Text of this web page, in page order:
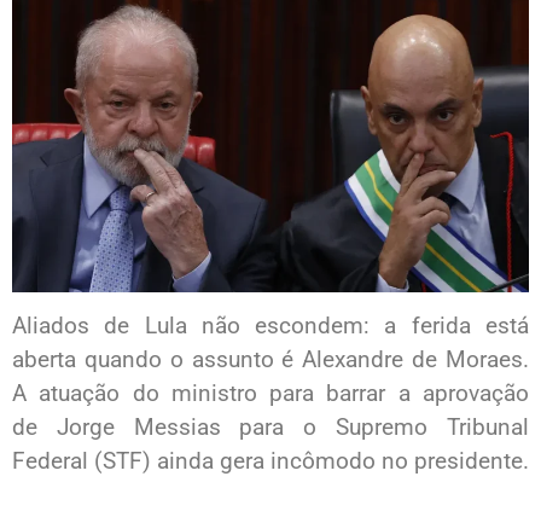
Aliados de Lula não escondem: a ferida está
aberta quando o assunto é Alexandre de Moraes.
A atuação do ministro para barrar a aprovação
de Jorge Messias para o Supremo Tribunal
Federal (STF) ainda gera incômodo no presidente.